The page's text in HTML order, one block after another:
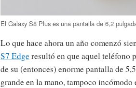
El Galaxy S8 Plus es una pantalla de 6,2
Lo que hace ahora un año comenzó
S7 Edgeresultó en que aquel teléfono
de su (entonces) enorme pantalla de
grande en la mano, tampoco